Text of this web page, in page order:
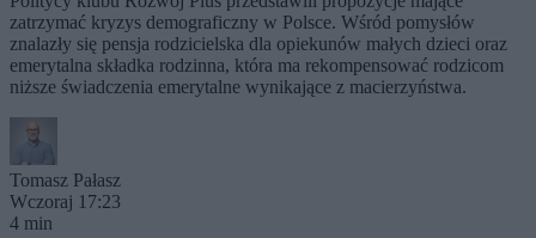
zatrzymać kryzys demograficzny w Polsce. Wśród pomysłów
znalazły się pensja rodzicielska dla opiekunów małych dzieci oraz
emerytalna składka rodzinna, która ma rekompensować rodzicom
niższe świadczenia emerytalne wynikające z macierzyństwa.
Tomasz Pałasz
Wczoraj 17:23
4 min